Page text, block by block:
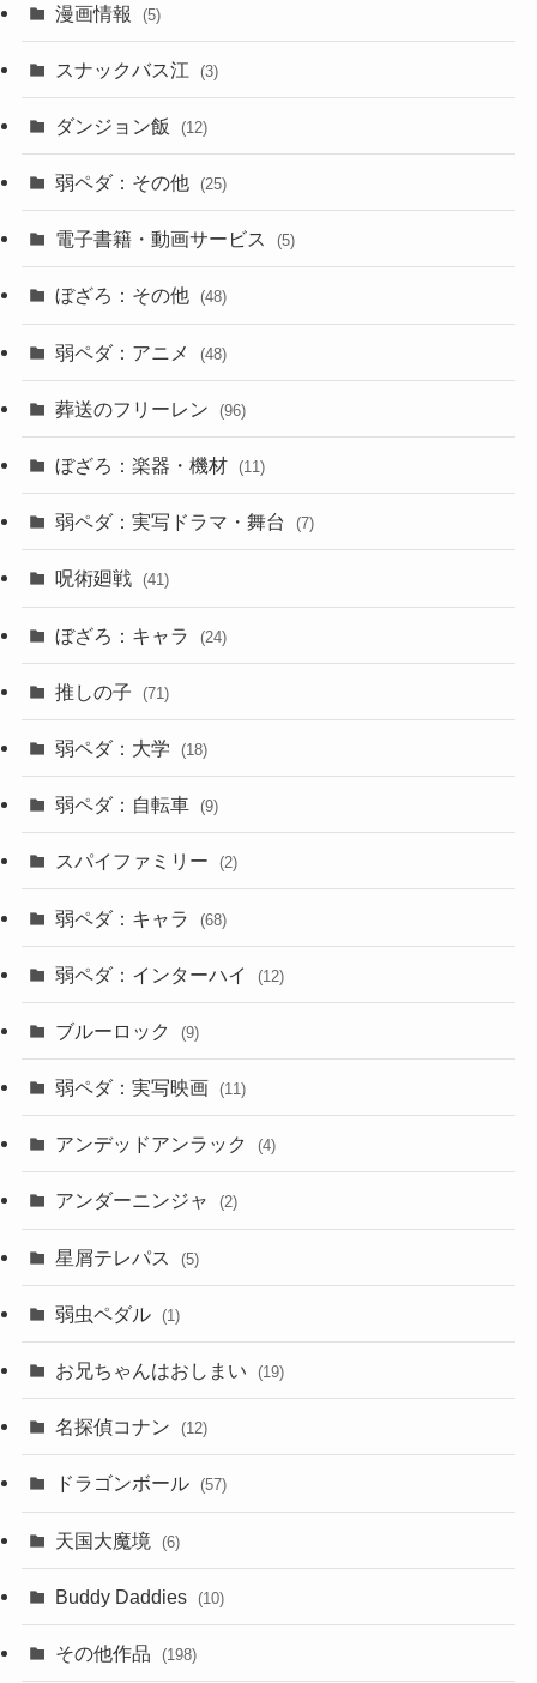
漫画情報 (5)
スナックバス江 (3)
ダンジョン飯 (12)
弱ペダ：その他 (25)
電子書籍・動画サービス (5)
ぼざろ：その他 (48)
弱ペダ：アニメ (48)
葬送のフリーレン (96)
ぼざろ：楽器・機材 (11)
弱ペダ：実写ドラマ・舞台 (7)
呪術廻戦 (41)
ぼざろ：キャラ (24)
推しの子 (71)
弱ペダ：大学 (18)
弱ペダ：自転車 (9)
スパイファミリー (2)
弱ペダ：キャラ (68)
弱ペダ：インターハイ (12)
ブルーロック (9)
弱ペダ：実写映画 (11)
アンデッドアンラック (4)
アンダーニンジャ (2)
星屑テレパス (5)
弱虫ペダル (1)
お兄ちゃんはおしまい (19)
名探偵コナン (12)
ドラゴンボール (57)
天国大魔境 (6)
Buddy Daddies (10)
その他作品 (198)